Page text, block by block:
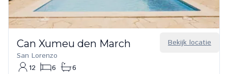
Bekijk locatie
Can Xumeu den March
San Lorenzo
12
6
6